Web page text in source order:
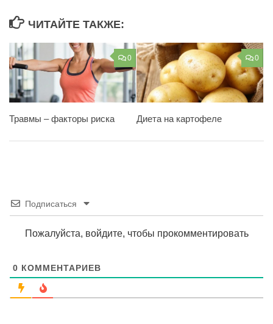
ЧИТАЙТЕ ТАКЖЕ:
0
Травмы – факторы риска
0
Диета на картофеле
Подписаться
Пожалуйста, войдите, чтобы прокомментировать
0 КОММЕНТАРИЕВ